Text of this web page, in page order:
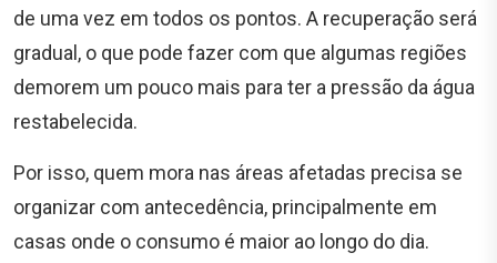
de uma vez em todos os pontos. A recuperação será
gradual, o que pode fazer com que algumas regiões
demorem um pouco mais para ter a pressão da água
restabelecida.
Por isso, quem mora nas áreas afetadas precisa se
organizar com antecedência, principalmente em
casas onde o consumo é maior ao longo do dia.